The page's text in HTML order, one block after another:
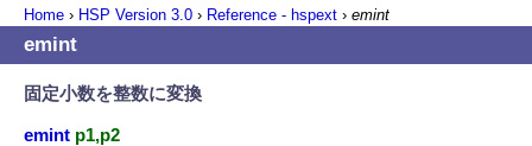
Home › HSP Version 3.0 › Reference - hspext › emint
emint
固定小数を整数に変換
emint p1,p2